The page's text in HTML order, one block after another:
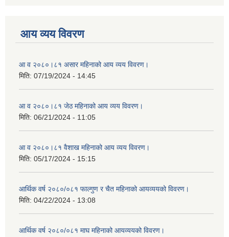
आय व्यय विवरण
आ व २०८०।८१ असार महिनाको आय व्यय विवरण।
मिति: 07/19/2024 - 14:45
आ व २०८०।८१ जेठ महिनाको आय व्यय विवरण।
मिति: 06/21/2024 - 11:05
आ व २०८०।८१ वैशाख महिनाको आय व्यय विवरण।
मिति: 05/17/2024 - 15:15
आर्थिक वर्ष २०८०/०८१ फाल्गुण र चैत महिनाको आयव्ययको विवरण।
मिति: 04/22/2024 - 13:08
आर्थिक वर्ष २०८०/०८१ माघ महिनाको आयव्ययको विवरण।